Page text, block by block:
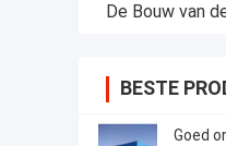
De Bouw van
BESTE
Goed